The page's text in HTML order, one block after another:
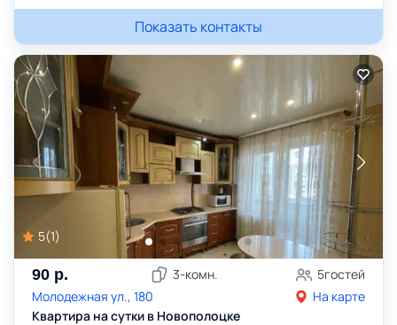
Показать контакты
5(1)
90 р. 3-комн. 5гостей
Молодежная ул., 180
На карте
Квартира на сутки в Новополоцке